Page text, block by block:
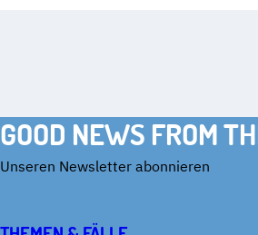
GOOD NEWS FROM
Unseren Newsletter abonnieren